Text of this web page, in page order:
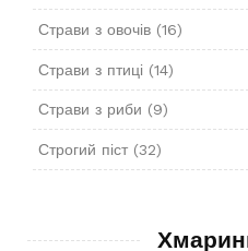
Страви з овочів(16)
Страви з птиці (14)
Страви з риби (9)
Строгий піст(32)